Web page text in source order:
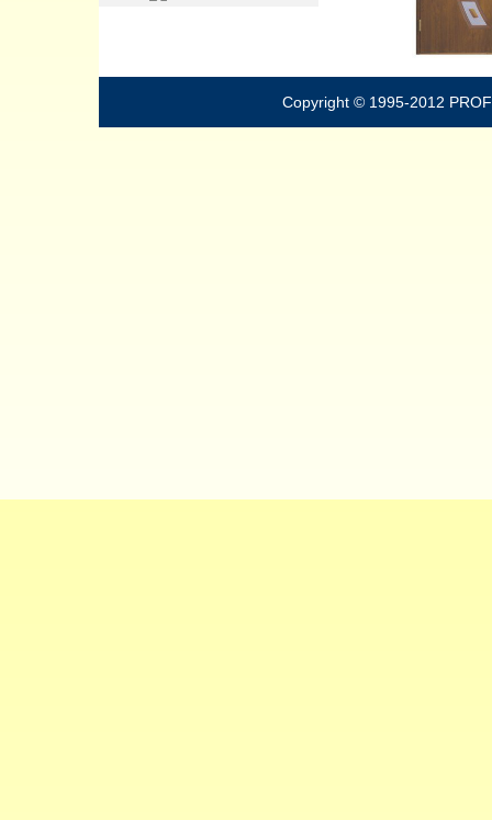
Copyright © 1995-2012